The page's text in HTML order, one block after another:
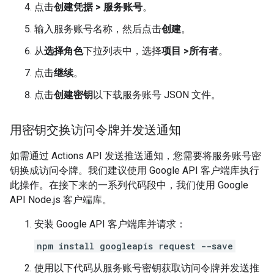
点击创建凭据 > 服务账号。
输入服务账号名称，然后点击创建。
从选择角色下拉列表中，选择项目 >所有者。
点击继续。
点击创建密钥以下载服务账号 JSON 文件。
用密钥交换访问令牌并发送通知
如需通过 Actions API 发送推送通知，您需要将服务账号密
钥换成访问令牌。我们建议使用 Google API 客户端库执行
此操作。在接下来的一系列代码段中，我们使用 Google
API Node.js 客户端库。
安装 Google API 客户端库并请求：
npm install googleapis request --save
使用以下代码从服务账号密钥获取访问令牌并发送推